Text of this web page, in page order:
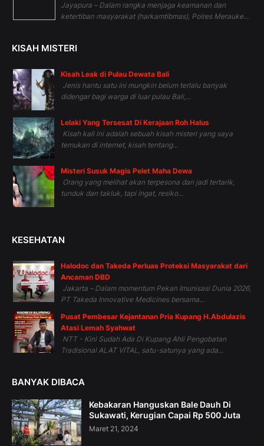
Jayapura – Dalam rangka menjaga keamanan dan
ketertiban masyarakat (harkamtibmas), Polres Merauke...
KISAH MISTERI
Kisah Leak di Pulau Dewata Bali
Jenis hantu satu ini mungkin belum terlalu banyak
didengar bagi warga di luar pulau Bali,...
Lelaki Yang Tersesat Di Kerajaan Roh Halus
Kisah kali ini adalah sebuah kisah misteri yang saya
temukan di internet, kisah tentang...
Misteri Susuk Magis Pelet Maha Dewa
Orang yang melihat akan terpesona dan jadi tertarik,
tunduk dan takluk, tapi ingat, resiko...
KESEHATAN
Halodoc dan Takeda Perluas Proteksi Masyarakat dari
Ancaman DBD
Jakarta – Dalam momentum Pekan Imunisasi Dunia 2026,
PT Takeda Innovative Medicines bersama...
Pusat Pembesar Kejantanan Pria Kupang H.Abdulazis
Atasi Lemah Syahwat
NTT - Kini Sudah Ada Di Kupang Ahli Pengobatan
Tradisional ALAT VITAL, satu-satunya yang ada...
BANYAK DIBACA
Kebakaran Hanguskan Bale Dauh Di
Sukawati, Kerugian Capai Rp 500 Juta
Maret 21, 2024